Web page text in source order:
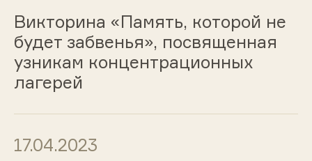
Викторина «Память, которой не
будет забвенья», посвященная
узникам концентрационных
лагерей
17.04.2023